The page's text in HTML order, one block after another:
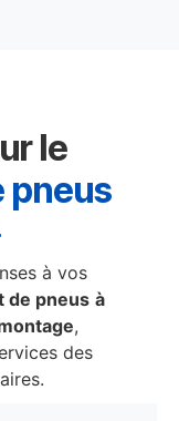
le
pneus
à vos
de pneus à
,
des